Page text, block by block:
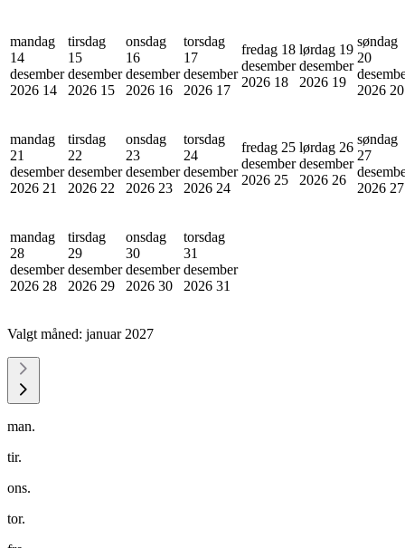
mandag
14
desember
2026 14
tirsdag
15
desember
2026 15
onsdag
16
desember
2026 16
torsdag
17
desember
2026 17
fredag 18
desember
2026 18
lørdag 19
desember
2026 19
søndag
20
2026 20
mandag
21
desember
2026 21
tirsdag
22
desember
2026 22
onsdag
23
desember
2026 23
torsdag
24
desember
2026 24
fredag 25
desember
2026 25
lørdag 26
desember
2026 26
søndag
27
2026 27
mandag
28
desember
2026 28
tirsdag
29
desember
2026 29
onsdag
30
desember
2026 30
torsdag
31
desember
2026 31
Valgt måned: januar 2027
man.
tir.
ons.
tor.